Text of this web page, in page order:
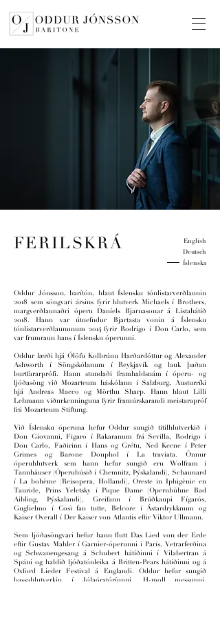
FERILSKRÁ
Oddur Jónsson, barítón, hlaut Íslensku tónlistarverðlaunin
2018 sem söngvari ársins fyrir hlutverk Michaels í Brothers,
margverðlaunaðri óperu Daníels Bjarnasonar á Listahátíð
2018. Hann var útnefndur Bjartasta vonin á Íslensku
tónlistarverðlaununum 2014 fyrir Rodrigo í Don Carlo, sem
var frumraun hans í Íslensku óperunni.
Oddur lærði hjá Ólöfu Kolbrúnu Harðardóttur og Alexander
Ashworth í Söngskólanum í Reykjavík og lauk þaðan
burtfararprófi. Hann stundaði framhaldsnám í óperu- og
ljóðasöng við Mozarteum háskólann í Salzburg, Austurríki
hjá Andreas Macco og Mörthu Sharp. Hann hlaut Lilli
Lehmann viðurkenninguna fyrir framúrskarandi meistarapróf
frá Mozarteum Stiftung.
Við Íslensku óperuna hefur Oddur sungið titilhlutverkið í
Don Giovanni, Figaro í Rakaranum frá Sevilla, Rodrigo í
Don Carlo, Faðirinn í Hans og Grétu, Ned Keene í Peter
Grimes og Barone Douphol í La traviata. Önnur
óperuhlutverk sem hann hefur sungið eru Wolfram í
Tannhäuser (Óperuhúsið í Chemnitz, Þýskalandi), Schaunard
í La bohème (Reisopera, Hollandi), Oreste in Iphigènie en
Tauride, Prins Yeletsky í Pique Dame (Opernbühne Bad
Aibling, Þýskalandi), Greifann í Brúðkaupi Fígarós,
Guglielmo í Così fan tutte, Belcore í Ástardrykknum og
Kaiser Overall í Der Kaiser von Atlantis eftir Viktor Ullmann.
Sem ljóðasöngvari hefur hann flutt Das Lied von der Erde
eftir Gustav Mahler í Garnier-óperunni í París, Vetrarferðina
og Schwanengesang á Schubert hátíðinni í Vilabertran á
Spáni og haldið ljóðatónleika á Britten-Pears hátiðinni og á
Oxford Lieder Festival á Englandi. Oddur hefur sungið
bassahlutverkin í Jólaóratóríunni, H-moll messunni,
English
Deutsch
Íslenska